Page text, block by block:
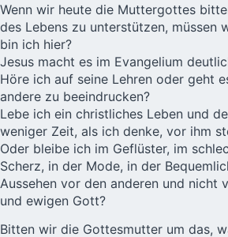
Wenn wir heute die Muttergottes
des Lebens zu unterstützen, müssen
bin ich hier?
Jesus macht es im Evangelium
Höre ich auf seine Lehren oder geht
andere zu beeindrucken?
Lebe ich ein christliches Leben und
weniger Zeit, als ich denke, vor ihm
Oder bleibe ich im Geflüster, im
Scherz, in der Mode, in der
Aussehen vor den anderen und nicht
und ewigen Gott?
Bitten wir die Gottesmutter um das,